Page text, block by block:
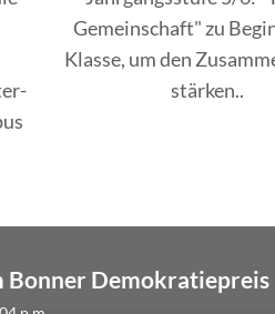
Gemeinschaft" zu
Klasse, um den
stärken..
Bonner Demokratiepreis